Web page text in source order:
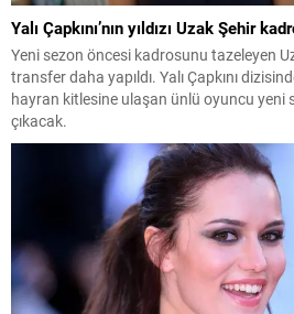
Yalı Çapkını’nın yıldızı Uzak Şehir
Yeni sezon öncesi kadrosunu tazeleyen
transfer daha yapıldı. Yalı Çapkını
hayran kitlesine ulaşan ünlü oyuncu yeni
çıkacak.